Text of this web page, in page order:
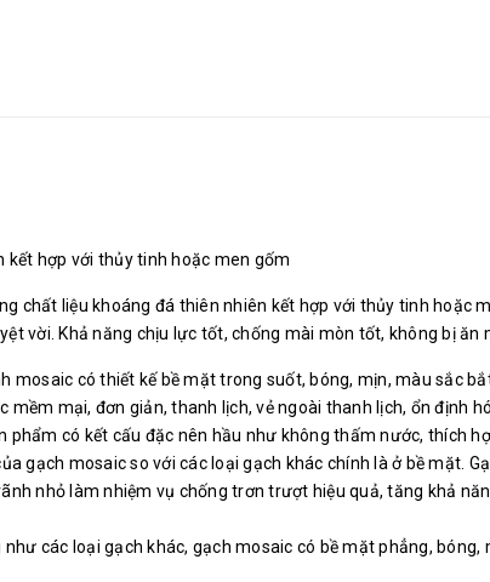
kết hợp với thủy tinh hoặc men gốm
chất liệu khoáng đá thiên nhiên kết hợp với thủy tinh
vời. Khả năng chịu lực tốt, chống mài mòn tốt, không bị ăn
mosaic có thiết kế bề mặt trong suốt, bóng, mịn, màu sắc
mềm mại, đơn giản, thanh lịch, vẻ ngoài thanh lịch, ổn định
có kết cấu đặc nên hầu như không thấm nước, thích
gạch mosaic so với các loại gạch khác chính là ở bề mặt.
nhỏ làm nhiệm vụ chống trơn trượt hiệu quả, tăng khả
như các loại gạch khác, gạch mosaic có bề mặt phẳng,